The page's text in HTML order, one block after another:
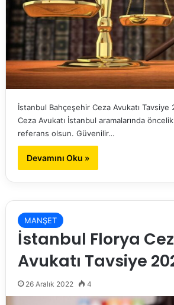
İstanbul Bahçeşehir Ceza Avukatı Tavsiye
Ceza Avukatı İstanbul aramalarında
referans olsun. Güvenilir…
Devamını Oku »
MANŞET
İstanbul Florya
Avukatı Tavsiye
26 Aralık 2022 4